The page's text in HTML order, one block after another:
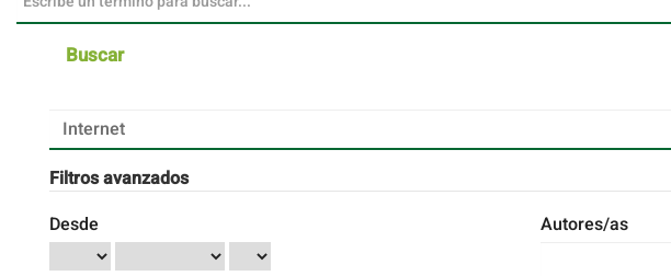
Buscar
Buscar
artículos
por
Filtros avanzados
Desde
Autores/as